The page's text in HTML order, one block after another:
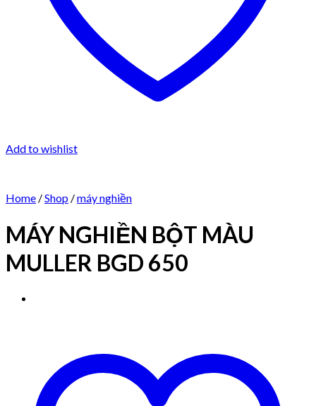
Add to wishlist
Home /Shop /máy nghiền
MÁY NGHIỀN BỘT MÀU
MULLER BGD 650